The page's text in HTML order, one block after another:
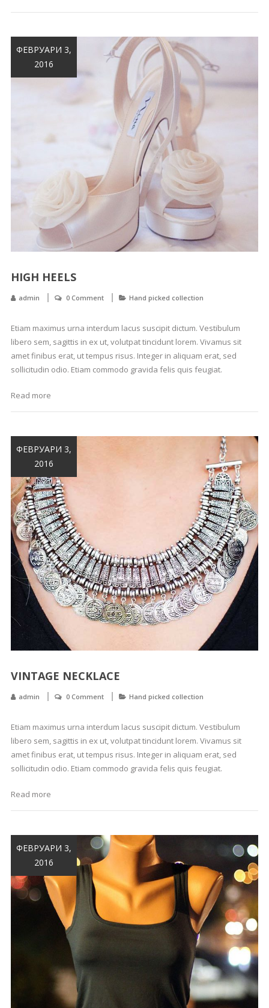
ФЕВРУАРИ 3,
2016
HIGH HEELS
admin 0 Comment Hand picked collection
Etiam maximus urna interdum lacus suscipit dictum. Vestibulum
libero sem, sagittis in ex ut, volutpat tincidunt lorem. Vivamus sit
amet finibus erat, ut tempus risus. Integer in aliquam erat, sed
sollicitudin odio. Etiam commodo gravida felis quis feugiat.
Read more
ФЕВРУАРИ 3,
2016
VINTAGE NECKLACE
admin 0 Comment Hand picked collection
Etiam maximus urna interdum lacus suscipit dictum. Vestibulum
libero sem, sagittis in ex ut, volutpat tincidunt lorem. Vivamus sit
amet finibus erat, ut tempus risus. Integer in aliquam erat, sed
sollicitudin odio. Etiam commodo gravida felis quis feugiat.
Read more
ФЕВРУАРИ 3,
2016